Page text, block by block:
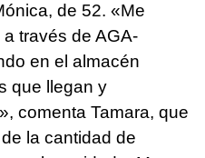
de 52. «Me
través de AGA-
en el almacén
que llegan y
comenta Tamara, que
la cantidad de